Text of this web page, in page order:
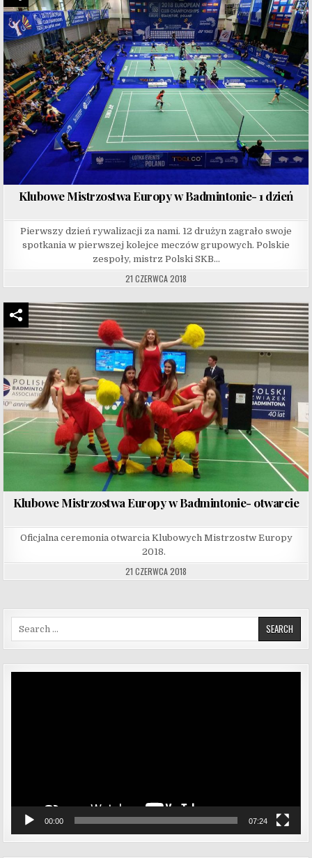
Klubowe Mistrzostwa Europy w Badmintonie- 1 dzień
Pierwszy dzień rywalizacji za nami. 12 drużyn zagrało swoje
spotkania w pierwszej kolejce meczów grupowych. Polskie
zespoły, mistrz Polski SKB…
21 CZERWCA 2018
Klubowe Mistrzostwa Europy w Badmintonie- otwarcie
Oficjalna ceremonia otwarcia Klubowych Mistrzostw Europy
2018.
21 CZERWCA 2018
00:00 07:24